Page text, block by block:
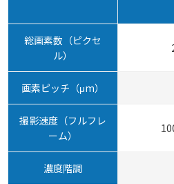
総画素数（ピクセ
ル）
画素ピッチ（μm）
撮影速度（フルフレ
ーム）
濃度階調